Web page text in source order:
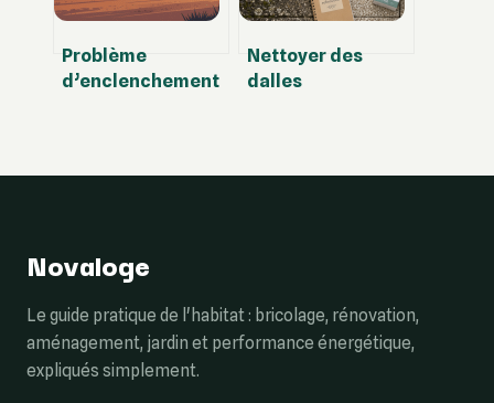
Problème
d’enclenchement
solutions
Nettoyer des
dalles
et l’erreur fatale
Novaloge
Le guide pratique de l'habitat : bricolage, rénovation,
aménagement, jardin et performance énergétique,
expliqués simplement.